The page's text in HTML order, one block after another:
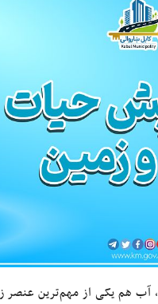
آب هم یکی از مهم‌ترین